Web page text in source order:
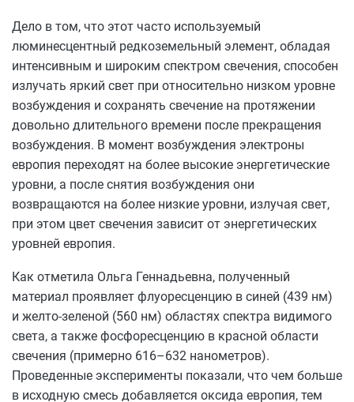
Дело в том, что этот часто используемый
люминесцентный редкоземельный элемент, обладая
интенсивным и широким спектром свечения, способен
излучать яркий свет при относительно низком уровне
возбуждения и сохранять свечение на протяжении
довольно длительного времени после прекращения
возбуждения. В момент возбуждения электроны
европия переходят на более высокие энергетические
уровни, а после снятия возбуждения они
возвращаются на более низкие уровни, излучая свет,
при этом цвет свечения зависит от энергетических
уровней европия.
Как отметила Ольга Геннадьевна, полученный
материал проявляет флуоресценцию в синей (439 нм)
и желто-зеленой (560 нм) областях спектра видимого
света, а также фосфоресценцию в красной области
свечения (примерно 616–632 нанометров).
Проведенные эксперименты показали, что чем больше
в исходную смесь добавляется оксида европия, тем